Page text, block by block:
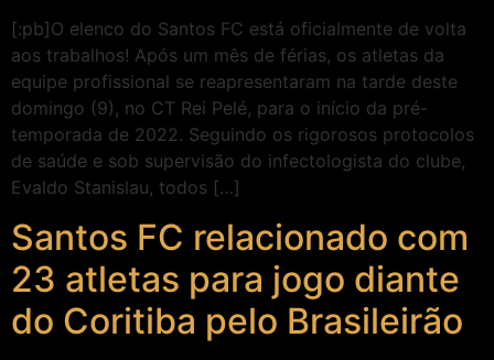
[:pb]O elenco do Santos FC está oficialmente de volta
aos trabalhos! Após um mês de férias, os atletas da
equipe profissional se reapresentaram na tarde deste
domingo (9), no CT Rei Pelé, para o início da pré-
temporada de 2022. Seguindo os rigorosos protocolos
de saúde e sob supervisão do infectologista do clube,
Evaldo Stanislau, todos […]
Santos FC relacionado com
23 atletas para jogo diante
do Coritiba pelo Brasileirão